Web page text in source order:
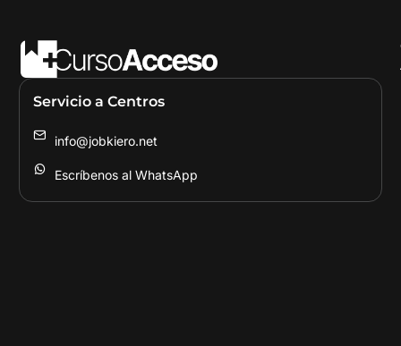
Servicio a Centros
info@jobkiero.net
Escríbenos al WhatsApp